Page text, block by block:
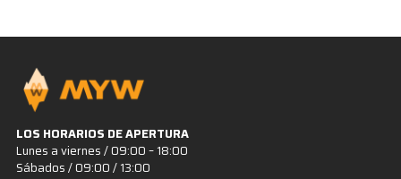
LOS HORARIOS DE APERTURA
Lunes a viernes / 09:00 – 18:00
Sábados / 09:00 / 13:00